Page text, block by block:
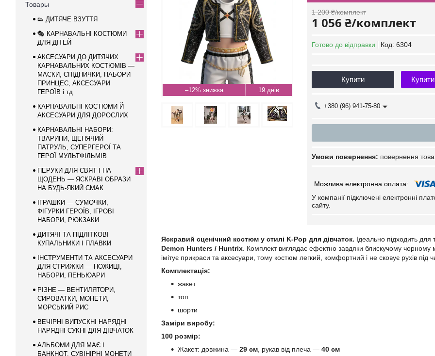
–12% 19 днів
1 200 ₴/комплект
1 056 ₴/комплект
Готово до відправки Код: 6304
Купити
+380 (96) 941-75-80
повернення
У компанії підключені електронні
сайту.
Яскравий сценічний костюм у стилі K-Pop для дівчаток. Ідеально підходить для
Demon Hunters / Huntrix . Комплект виглядає ефектно завдяки блискучому
імітує прикраси та аксесуари, тому костюм легкий, комфортний і не сковує рухів під
Комплектація:
жакет
топ
шорти
Заміри виробу:
100 розмір:
Жакет: довжина — 29 см , рукав від плеча — 40 см
Товары
👟 ДИТЯЧЕ ВЗУТТЯ
🎭 КАРНАВАЛЬНІ КОСТЮМИ
ДЛЯ ДІТЕЙ
АКСЕСУАРИ ДО ДИТЯЧИХ
КАРНАВАЛЬНИХ КОСТЮМІВ —
МАСКИ, СПІДНИЧКИ, НАБОРИ
ПРИНЦЕС, АКСЕСУАРИ
ГЕРОЇВ і тд
КАРНАВАЛЬНІ КОСТЮМИ Й
АКСЕСУАРИ ДЛЯ ДОРОСЛИХ
КАРНАВАЛЬНІ НАБОРИ:
ТВАРИНИ, ЩЕНЯЧИЙ
ПАТРУЛЬ, СУПЕРГЕРОЇ ТА
ГЕРОЇ МУЛЬТФІЛЬМІВ
ПЕРУКИ ДЛЯ СВЯТ І НА
ЩОДЕНЬ — ЯСКРАВІ ОБРАЗИ
НА БУДЬ-ЯКИЙ СМАК
ІГРАШКИ — СУМОЧКИ,
ФІГУРКИ ГЕРОЇВ, ІГРОВІ
НАБОРИ, РЮКЗАКИ
ДИТЯЧІ ТА ПІДЛІТКОВІ
КУПАЛЬНИКИ І ПЛАВКИ
ІНСТРУМЕНТИ ТА АКСЕСУАРИ
ДЛЯ СТРИЖКИ — НОЖИЦІ,
НАБОРИ, ПЕНЬЮАРИ
РІЗНЕ — ВЕНТИЛЯТОРИ,
СИРОВАТКИ, МОНЕТИ,
МОРСЬКИЙ РИС
ВЕЧІРНІ ВИПУСКНІ НАРЯДНІ
НАРЯДНІ СУКНІ ДЛЯ ДІВЧАТОК
АЛЬБОМИ ДЛЯ МАЄ І
БАНКНОТ, СУВІНІРНІ МОНEТИ